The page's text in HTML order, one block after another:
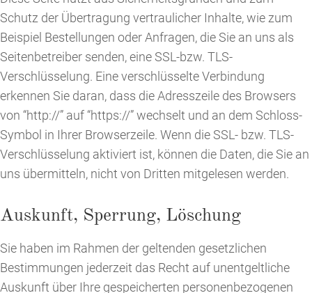
Schutz der Übertragung vertraulicher Inhalte, wie zum
Beispiel Bestellungen oder Anfragen, die Sie an uns als
Seitenbetreiber senden, eine SSL-bzw. TLS-
Verschlüsselung. Eine verschlüsselte Verbindung
erkennen Sie daran, dass die Adresszeile des Browsers
von “http://” auf “https://” wechselt und an dem Schloss-
Symbol in Ihrer Browserzeile. Wenn die SSL- bzw. TLS-
Verschlüsselung aktiviert ist, können die Daten, die Sie an
uns übermitteln, nicht von Dritten mitgelesen werden.
Auskunft, Sperrung, Löschung
Sie haben im Rahmen der geltenden gesetzlichen
Bestimmungen jederzeit das Recht auf unentgeltliche
Auskunft über Ihre gespeicherten personenbezogenen